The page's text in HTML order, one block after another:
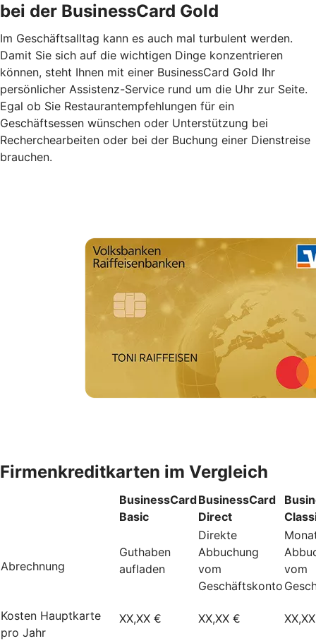
bei der BusinessCard Gold
Im Geschäftsalltag kann es auch mal turbulent werden.
Damit Sie sich auf die wichtigen Dinge konzentrieren
können, steht Ihnen mit einer BusinessCard Gold Ihr
persönlicher Assistenz-Service rund um die Uhr zur Seite.
Egal ob Sie Restaurantempfehlungen für ein
Geschäftsessen wünschen oder Unterstützung bei
Recherchearbeiten oder bei der Buchung einer Dienstreise
brauchen.
Firmenkreditkarten im Vergleich
BusinessCard
Basic
BusinessCard
Direct
Abrechnung
Guthaben
aufladen
Direkte
Abbuchung
vom
Geschäftskonto
vom
Kosten Hauptkarte
pro Jahr
XX,XX € XX,XX €